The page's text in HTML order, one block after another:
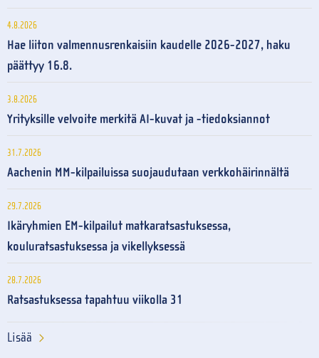
4.8.2026
Hae liiton valmennusrenkaisiin kaudelle 2026-2027, haku
päättyy 16.8.
3.8.2026
Yrityksille velvoite merkitä AI-kuvat ja -tiedoksiannot
31.7.2026
Aachenin MM-kilpailuissa suojaudutaan verkkohäirinnältä
29.7.2026
Ikäryhmien EM-kilpailut matkaratsastuksessa,
kouluratsastuksessa ja vikellyksessä
28.7.2026
Ratsastuksessa tapahtuu viikolla 31
Lisää